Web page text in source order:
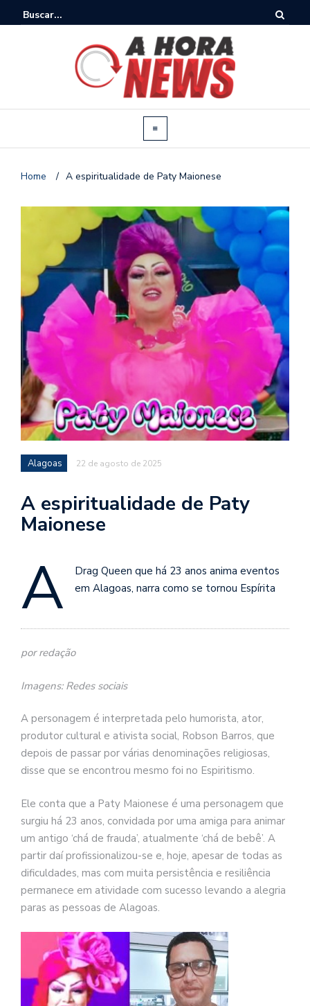
Home / A espiritualidade de Paty Maionese
Alagoas 22 de agosto de 2025
A espiritualidade de Paty
Maionese
A
Drag Queen que há 23 anos anima eventos
em Alagoas, narra como se tornou Espírita
por redação
Imagens: Redes sociais
A personagem é interpretada pelo humorista, ator,
produtor cultural e ativista social, Robson Barros, que
depois de passar por várias denominações religiosas,
disse que se encontrou mesmo foi no Espiritismo.
Ele conta que a Paty Maionese é uma personagem que
surgiu há 23 anos, convidada por uma amiga para animar
um antigo ‘chá de frauda’, atualmente ‘chá de bebê’. A
partir daí profissionalizou-se e, hoje, apesar de todas as
dificuldades, mas com muita persistência e resiliência
permanece em atividade com sucesso levando a alegria
paras as pessoas de Alagoas.